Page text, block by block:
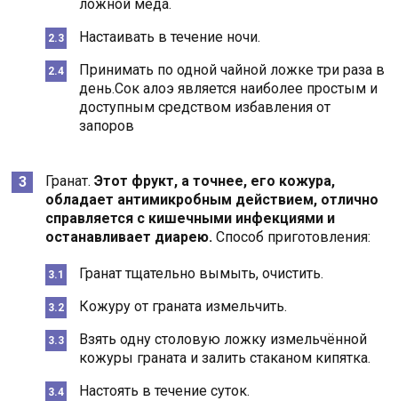
ложной мёда.
Настаивать в течение ночи.
Принимать по одной чайной ложке три раза в
день.Сок алоэ является наиболее простым и
доступным средством избавления от
запоров
Гранат.Этот фрукт, а точнее, его кожура,
обладает антимикробным действием, отлично
справляется с кишечными инфекциями и
останавливает диарею. Способ приготовления:
Гранат тщательно вымыть, очистить.
Кожуру от граната измельчить.
Взять одну столовую ложку измельчённой
кожуры граната и залить стаканом кипятка.
Настоять в течение суток.